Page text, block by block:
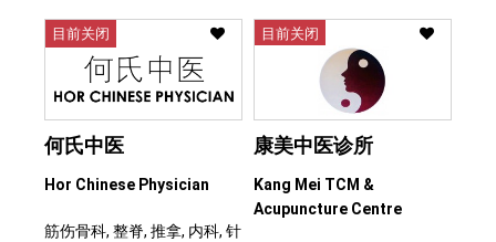
目前关闭
何氏中医
Hor Chinese Physician
筋伤骨科, 整脊, 推拿, 内科, 针
目前关闭
康美中医诊所
Kang Mei TCM &
Acupuncture Centre